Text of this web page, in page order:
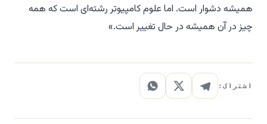
همیشه دشوار است. اما علوم کامپیوتر رشته‌ای است که همه
چیز در آن همیشه در حال تغییر است.»
اشتراک: